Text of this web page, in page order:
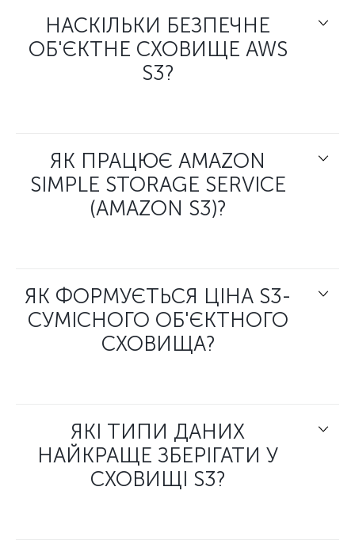
НАСКІЛЬКИ БЕЗПЕЧНЕ
ОБ'ЄКТНЕ СХОВИЩЕ AWS
S3?
ЯК ПРАЦЮЄ AMAZON
SIMPLE STORAGE SERVICE
(AMAZON S3)?
ЯК ФОРМУЄТЬСЯ ЦІНА S3-
СУМІСНОГО ОБ'ЄКТНОГО
СХОВИЩА?
ЯКІ ТИПИ ДАНИХ
НАЙКРАЩЕ ЗБЕРІГАТИ У
СХОВИЩІ S3?